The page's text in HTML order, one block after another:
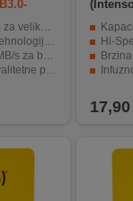
podataka
podataka
podataka
plastike
Hi-Speed
Infuzno
17,90